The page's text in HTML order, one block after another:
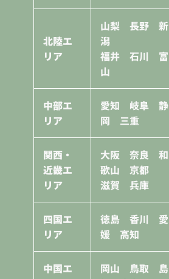
北陸エ
リア
山梨 長野 新
潟
福井 石川 富
山
中部エ
リア
愛知 岐阜 静
岡 三重
関西・
近畿エ
リア
大阪 奈良 和
歌山 京都
滋賀 兵庫
四国エ
リア
徳島 香川 愛
媛 高知
中国エ
岡山 鳥取 島